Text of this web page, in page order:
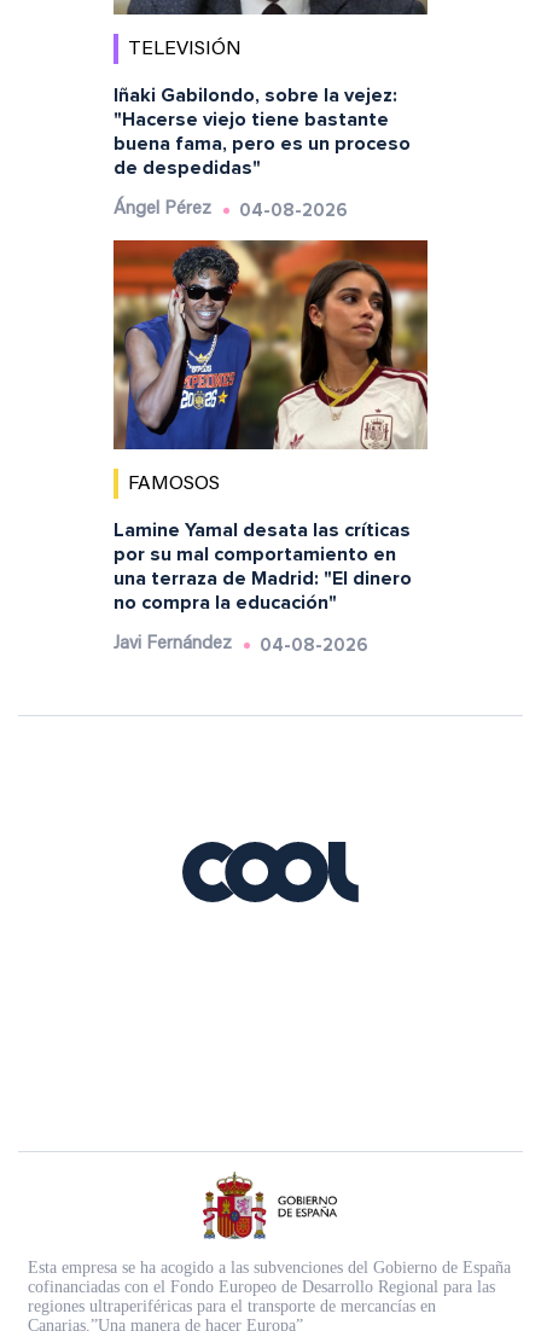
TELEVISIÓN
Iñaki Gabilondo, sobre la vejez:
"Hacerse viejo tiene bastante
buena fama, pero es un proceso
de despedidas"
Ángel Pérez 04-08-2026
FAMOSOS
Lamine Yamal desata las críticas
por su mal comportamiento en
una terraza de Madrid: "El dinero
no compra la educación"
Javi Fernández 04-08-2026
Esta empresa se ha acogido a las subvenciones del Gobierno de España
cofinanciadas con el Fondo Europeo de Desarrollo Regional para las
regiones ultraperiféricas para el transporte de mercancías en
Canarias.”Una manera de hacer Europa”